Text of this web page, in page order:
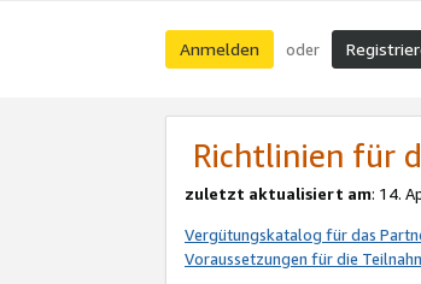
Anmelden oder
Richtlinien für
zuletzt aktualisiert am: 14.
Vergütungskatalog für das
Voraussetzungen für die